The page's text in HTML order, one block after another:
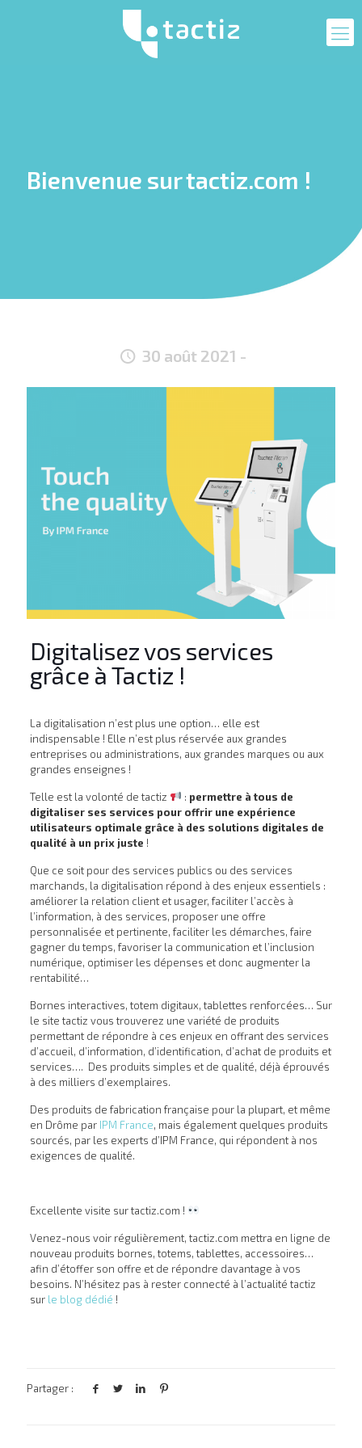
Bienvenue sur tactiz.com !
30 août 2021 -
Digitalisez vos services
grâce à Tactiz !
La digitalisation n’est plus une option… elle est
indispensable ! Elle n’est plus réservée aux grandes
entreprises ou administrations, aux grandes marques ou aux
grandes enseignes !
Telle est la volonté de tactiz : permettre à tous de
digitaliser ses services pour offrir une expérience
utilisateurs optimale grâce à des solutions digitales de
qualité à un prix juste !
Que ce soit pour des services publics ou des services
marchands, la digitalisation répond à des enjeux essentiels :
améliorer la relation client et usager, faciliter l’accès à
l’information, à des services, proposer une offre
personnalisée et pertinente, faciliter les démarches, faire
gagner du temps, favoriser la communication et l’inclusion
numérique, optimiser les dépenses et donc augmenter la
rentabilité…
Bornes interactives, totem digitaux, tablettes renforcées… Sur
le site tactiz vous trouverez une variété de produits
permettant de répondre à ces enjeux en offrant des services
d’accueil, d’information, d’identification, d’achat de produits et
services…. Des produits simples et de qualité, déjà éprouvés
à des milliers d’exemplaires.
Des produits de fabrication française pour la plupart, et même
en Drôme par IPM France, mais également quelques produits
sourcés, par les experts d’IPM France, qui répondent à nos
exigences de qualité.
Excellente visite sur tactiz.com !
Venez-nous voir régulièrement, tactiz.com mettra en ligne de
nouveau produits bornes, totems, tablettes, accessoires…
afin d’étoffer son offre et de répondre davantage à vos
besoins. N’hésitez pas à rester connecté à l’actualité tactiz
sur le blog dédié !
Partager :